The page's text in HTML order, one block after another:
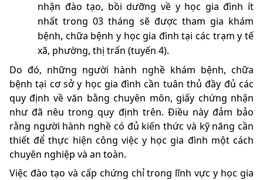
nhận đào tạo, bồi dưỡng về y học gia đình ít
nhất trong 03 tháng sẽ được tham gia khám
bệnh, chữa bệnh y học gia đình tại các trạm y tế
xã, phường, thị trấn (tuyến 4).
Do đó, những người hành nghề khám bệnh, chữa
bệnh tại cơ sở y học gia đình cần tuân thủ đầy đủ các
quy định về văn bằng chuyên môn, giấy chứng nhận
như đã nêu trong quy định trên. Điều này đảm bảo
rằng người hành nghề có đủ kiến thức và kỹ năng cần
thiết để thực hiện công việc y học gia đình một cách
chuyên nghiệp và an toàn.
Việc đào tạo và cấp chứng chỉ trong lĩnh vực y học gia